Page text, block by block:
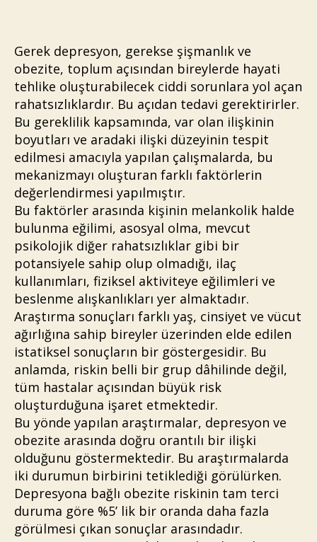
Gerek depresyon, gerekse şişmanlık ve
obezite, toplum açısından bireylerde hayati
tehlike oluşturabilecek ciddi sorunlara yol açan
rahatsızlıklardır. Bu açıdan tedavi gerektirirler.
Bu gereklilik kapsamında, var olan ilişkinin
boyutları ve aradaki ilişki düzeyinin tespit
edilmesi amacıyla yapılan çalışmalarda, bu
mekanizmayı oluşturan farklı faktörlerin
değerlendirmesi yapılmıştır.
Bu faktörler arasında kişinin melankolik halde
bulunma eğilimi, asosyal olma, mevcut
psikolojik diğer rahatsızlıklar gibi bir
potansiyele sahip olup olmadığı, ilaç
kullanımları, fiziksel aktiviteye eğilimleri ve
beslenme alışkanlıkları yer almaktadır.
Araştırma sonuçları farklı yaş, cinsiyet ve vücut
ağırlığına sahip bireyler üzerinden elde edilen
istatiksel sonuçların bir göstergesidir. Bu
anlamda, riskin belli bir grup dâhilinde değil,
tüm hastalar açısından büyük risk
oluşturduğuna işaret etmektedir.
Bu yönde yapılan araştırmalar, depresyon ve
obezite arasında doğru orantılı bir ilişki
olduğunu göstermektedir. Bu araştırmalarda
iki durumun birbirini tetiklediği görülürken.
Depresyona bağlı obezite riskinin tam terci
duruma göre %5’ lik bir oranda daha fazla
görülmesi çıkan sonuçlar arasındadır.